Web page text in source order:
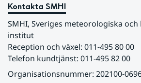
Kontakta SMHI
SMHI, Sveriges meteorologiska
institut
Reception och växel: 011-495 80 00
Telefon kundtjänst: 011-495 82 00
Organisationsnummer: 202100-